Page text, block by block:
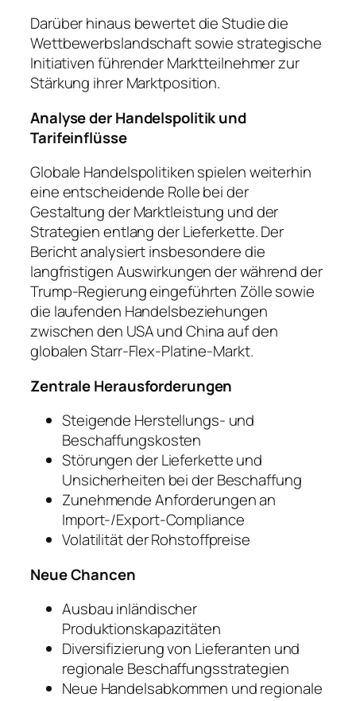
Darüber hinaus bewertet die Studie die
Wettbewerbslandschaft sowie strategische
Initiativen führender Marktteilnehmer zur
Stärkung ihrer Marktposition.
Analyse der Handelspolitik und
Tarifeinflüsse
Globale Handelspolitiken spielen weiterhin
eine entscheidende Rolle bei der
Gestaltung der Marktleistung und der
Strategien entlang der Lieferkette. Der
Bericht analysiert insbesondere die
langfristigen Auswirkungen der während der
Trump-Regierung eingeführten Zölle sowie
die laufenden Handelsbeziehungen
zwischen den USA und China auf den
globalen Starr-Flex-Platine-Markt.
Zentrale Herausforderungen
Steigende Herstellungs- und
Beschaffungskosten
Störungen der Lieferkette und
Unsicherheiten bei der Beschaffung
Zunehmende Anforderungen an
Import-/Export-Compliance
Volatilität der Rohstoffpreise
Neue Chancen
Ausbau inländischer
Produktionskapazitäten
Diversifizierung von Lieferanten und
regionale Beschaffungsstrategien
Neue Handelsabkommen und regionale